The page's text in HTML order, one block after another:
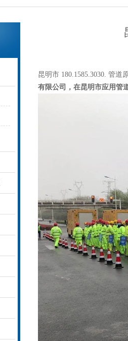
昆明市 180.1585.3030. 管道
有限公司，在昆明市应用管